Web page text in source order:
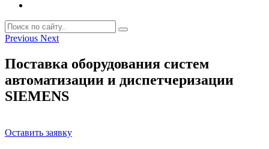
Previous Next
Поставка оборудования систем
автоматизации и диспетчеризации
SIEMENS
Оставить заявку